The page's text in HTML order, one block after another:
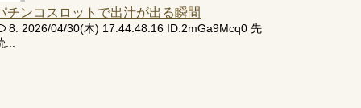
チンコスロットで出汁が出る瞬間
8: 2026/04/30(木) 17:44:48.16 ID:2mGa9Mcq0 先
...